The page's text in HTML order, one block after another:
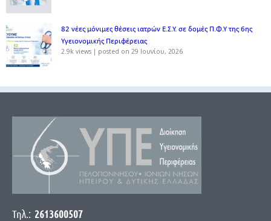
82 νέες μόνιμες θέσεις ιατρών Ε.Σ.Υ. σε δομές Π.Φ.Υ της 6ης
Υγειονομικής Περιφέρειας
2.9k views | posted on 29 Ιουνίου, 2026
Τηλ.: 2613600507